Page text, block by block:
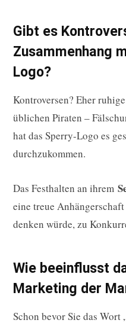
Gibt es
Zusammenhang
Logo?
Kontroversen? Eher
üblichen Piraten –
hat das Sperry-Logo es
durchzukommen.
Das Festhalten an ihrem
eine treue
denken würde, zu
Wie beeinflusst
Marketing der
Schon bevor Sie das Wort